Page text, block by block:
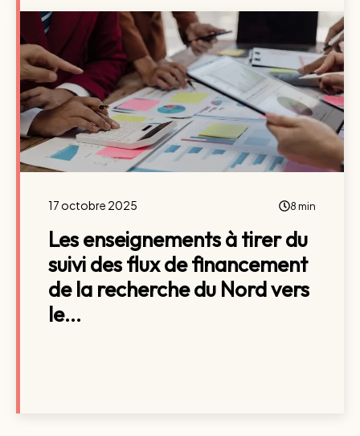
17 octobre 2025 8 min
Les enseignements à tirer du
suivi des flux de financement
de la recherche du Nord vers
le...